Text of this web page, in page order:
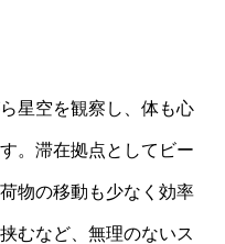
星空を観察し、体も心
。滞在拠点としてビー
物の移動も少なく効率
むなど、無理のないス